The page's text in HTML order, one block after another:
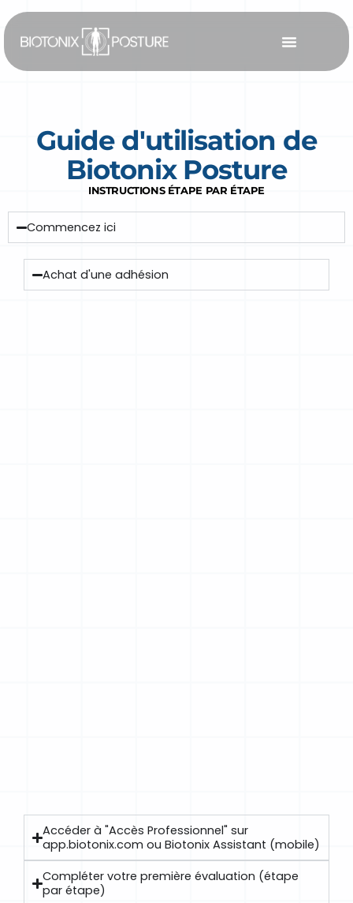
au
contenu
Guide d'utilisation de
Biotonix Posture
INSTRUCTIONS ÉTAPE PAR ÉTAPE
Commencez ici
Achat d'une adhésion
Accéder à "Accès Professionnel" sur
app.biotonix.com ou Biotonix Assistant (mobile)
Compléter votre première évaluation (étape
par étape)